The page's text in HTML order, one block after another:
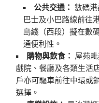
公共交通： 數碼
巴士及小巴路線前往
島綫（西段）擬在數
通便利性。
購物與飲食：
屋苑
戲院、餐廳及各類生活
戶亦可驅車前往中環或
選擇。